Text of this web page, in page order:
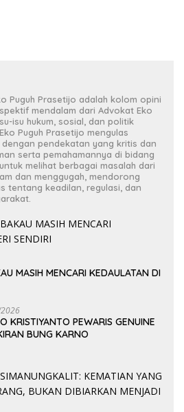
Puguh Prasetijo adalah kolom opini
mendalam dari Advokat Eko
isu hukum, sosial, dan politik
Puguh Prasetijo mengulas
pendekatan yang kritis dan
serta pemahamannya di bidang
melihat berbagai masalah dari
dan menggugah, mendorong
tentang keadilan, regulasi, dan
MASIH MENCARI KEDAULATAN DI
KRISTIYANTO PEWARIS GENUINE
BUNG KARNO